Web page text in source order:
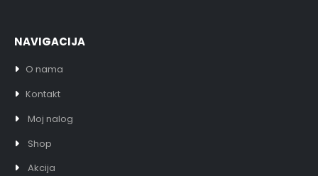
NAVIGACIJA
O nama
Kontakt
Moj nalog
Shop
Akcija